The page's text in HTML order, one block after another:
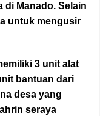
di Manado. Selain
untuk mengusir
3 unit alat
bantuan dari
desa yang
seraya